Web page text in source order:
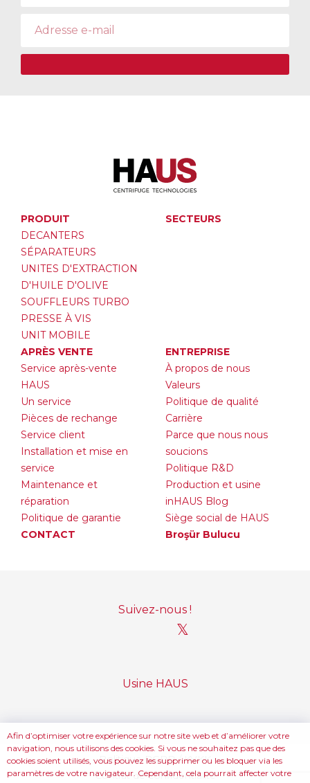
PRODUIT
DECANTERS
SÉPARATEURS
UNITES D'EXTRACTION
D'HUILE D'OLIVE
SOUFFLEURS TURBO
PRESSE À VIS
UNIT MOBILE
SECTEURS
APRÈS VENTE
Service après-vente
HAUS
Un service
Pièces de rechange
Service client
Installation et mise en
service
Maintenance et
réparation
Politique de garantie
ENTREPRISE
À propos de nous
Valeurs
Politique de qualité
Carrière
Parce que nous nous
soucions
Politique R&D
Production et usine
inHAUS Blog
Siège social de HAUS
CONTACT
Broşür Bulucu
Suivez-nous !
𝕏
Usine HAUS
Politique RGPD / KVKK
Contrat de confidentialité
Afin d’optimiser votre expérience sur notre site web et d’améliorer votre
navigation, nous utilisons des cookies. Si vous ne souhaitez pas que des
cookies soient utilisés, vous pouvez les supprimer ou les bloquer via les
paramètres de votre navigateur. Cependant, cela pourrait affecter votre